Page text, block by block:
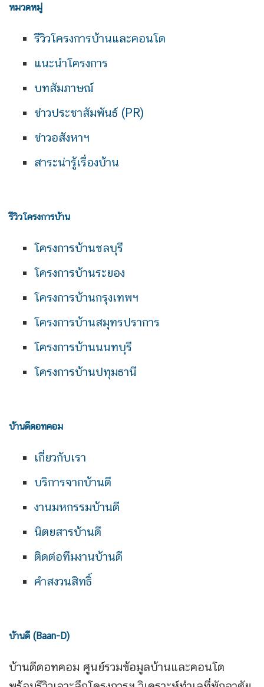
หมวดหมู่
รีวิวโครงการบ้านและคอนโด
แนะนำโครงการ
บทสัมภาษณ์
ข่าวประชาสัมพันธ์ (PR)
ข่าวอสังหาฯ
สาระน่ารู้เรื่องบ้าน
รีวิวโครงการบ้าน
โครงการบ้านชลบุรี
โครงการบ้านระยอง
โครงการบ้านกรุงเทพฯ
โครงการบ้านสมุทรปราการ
โครงการบ้านนนทบุรี
โครงการบ้านปทุมธานี
บ้านดีดอทคอม
เกี่ยวกับเรา
บริการจากบ้านดี
งานมหกรรมบ้านดี
นิตยสารบ้านดี
ติดต่อทีมงานบ้านดี
คำสงวนสิทธิ์
บ้านดี (Baan-D)
บ้านดีดอทคอม ศูนย์รวมข้อมูลบ้านและคอนโด